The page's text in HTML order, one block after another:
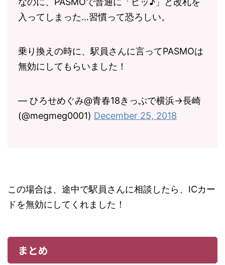
入ってしまった…習慣って恐ろしい。
乗り換えの時に、駅員さんに言ってPASMOは
無効にしてもらいました！
— ひろせめぐみ@青春18きっぷで横浜→長崎
(@megmeg0001) December 25, 2018
この場合は、途中で駅員さんに相談したら、ICカー
ドを無効にしてくれました！
まとめ